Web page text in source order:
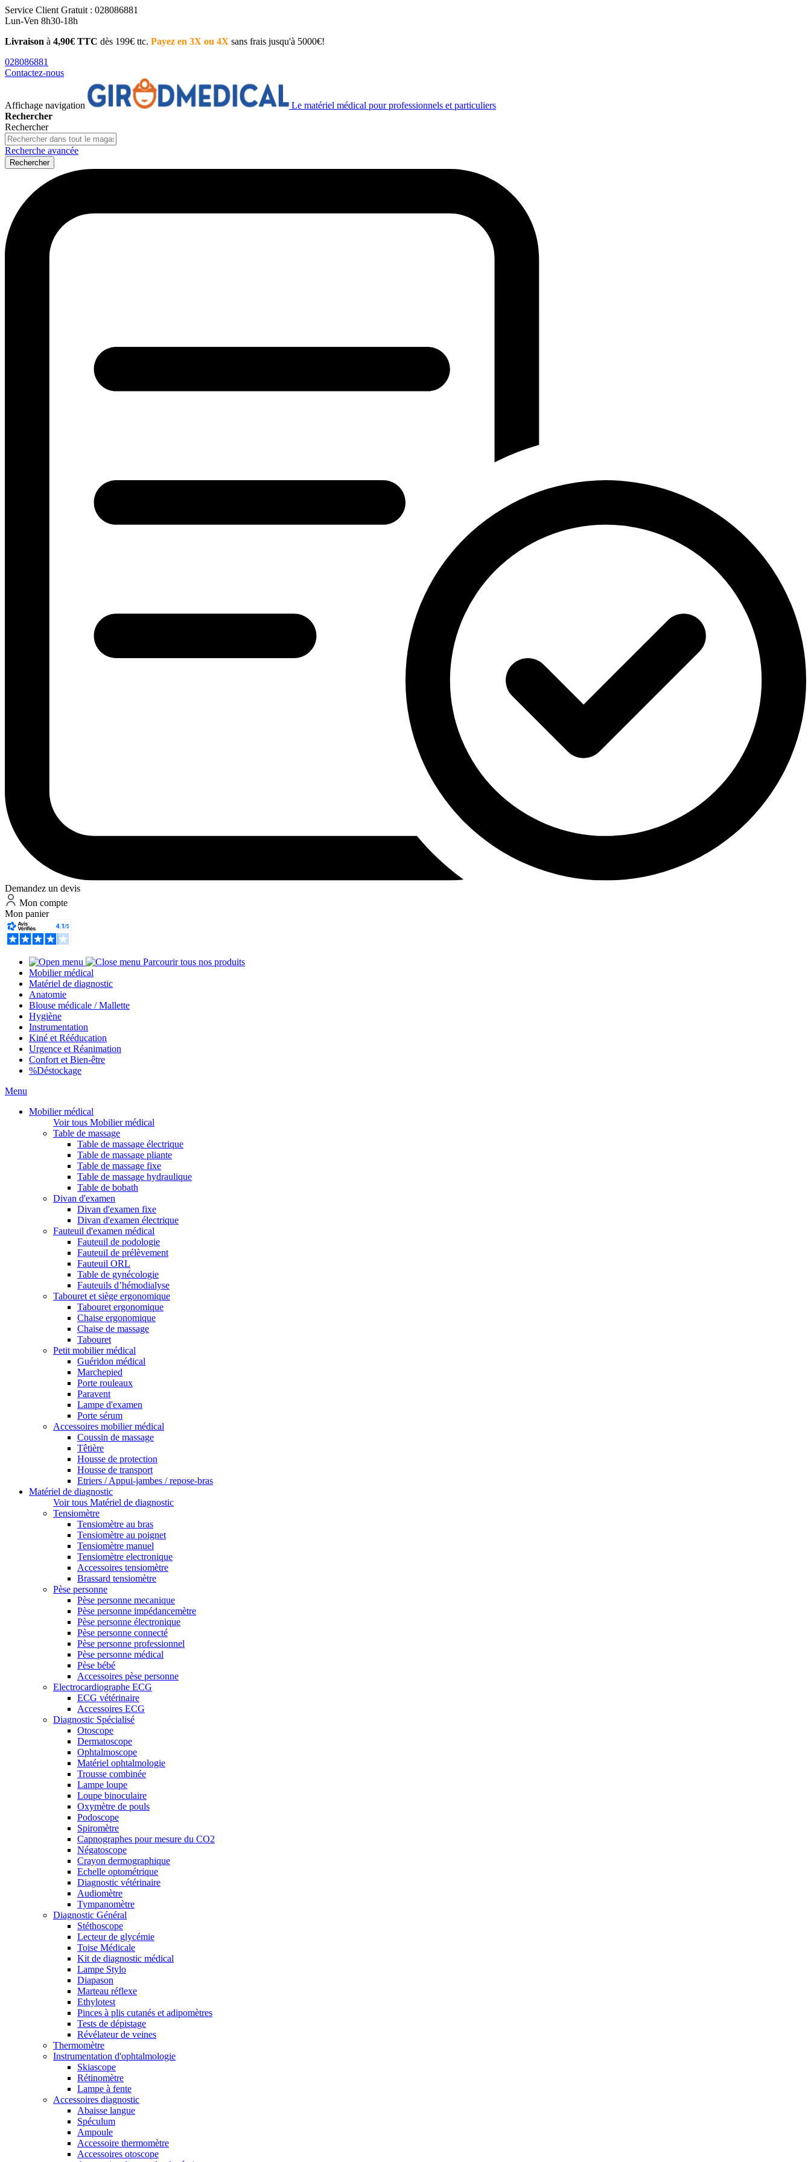
Service Client Gratuit : 028086881
Lun-Ven 8h30-18h
Livraison à 4,90€ TTC dès 199€ ttc. Payez en 3X ou 4X sans frais jusqu'à 5000€!
028086881
Contactez-nous
Affichage navigation
Le matériel médical pour professionnels et particuliers
Rechercher
Rechercher
Recherche avancée
Rechercher
Demandez un devis
Mon compte
Mon panier
Parcourir tous nos produits
Mobilier médical
Matériel de diagnostic
Anatomie
Blouse médicale / Mallette
Hygiène
Instrumentation
Kiné et Rééducation
Urgence et Réanimation
Confort et Bien-être
%Déstockage
Menu
Mobilier médical
Voir tous Mobilier médical
Table de massage
Table de massage électrique
Table de massage pliante
Table de massage fixe
Table de massage hydraulique
Table de bobath
Divan d'examen
Divan d'examen fixe
Divan d'examen électrique
Fauteuil d'examen médical
Fauteuil de podologie
Fauteuil de prélèvement
Fauteuil ORL
Table de gynécologie
Fauteuils d’hémodialyse
Tabouret et siège ergonomique
Tabouret ergonomique
Chaise ergonomique
Chaise de massage
Tabouret
Petit mobilier médical
Guéridon médical
Marchepied
Porte rouleaux
Paravent
Lampe d'examen
Porte sérum
Accessoires mobilier médical
Coussin de massage
Têtière
Housse de protection
Housse de transport
Etriers / Appui-jambes / repose-bras
Matériel de diagnostic
Voir tous Matériel de diagnostic
Tensiomètre
Tensiomètre au bras
Tensiomètre au poignet
Tensiomètre manuel
Tensiomètre electronique
Accessoires tensiomètre
Brassard tensiomètre
Pèse personne
Pèse personne mecanique
Pèse personne impédancemètre
Pèse personne électronique
Pèse personne connecté
Pèse personne professionnel
Pèse personne médical
Pèse bébé
Accessoires pèse personne
Electrocardiographe ECG
ECG vétérinaire
Accessoires ECG
Diagnostic Spécialisé
Otoscope
Dermatoscope
Ophtalmoscope
Matériel ophtalmologie
Trousse combinée
Lampe loupe
Loupe binoculaire
Oxymètre de pouls
Podoscope
Spiromètre
Capnographes pour mesure du CO2
Négatoscope
Crayon dermographique
Echelle optométrique
Diagnostic vétérinaire
Audiomètre
Tympanomètre
Diagnostic Général
Stéthoscope
Lecteur de glycémie
Toise Médicale
Kit de diagnostic médical
Lampe Stylo
Diapason
Marteau réflexe
Ethylotest
Pinces à plis cutanés et adipomètres
Tests de dépistage
Révélateur de veines
Thermomètre
Instrumentation d'ophtalmologie
Skiascope
Rétinomètre
Lampe à fente
Accessoires diagnostic
Abaisse langue
Spéculum
Ampoule
Accessoire thermomètre
Accessoires otoscope